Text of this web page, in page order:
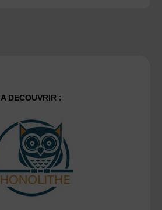
A DECOUVRIR :